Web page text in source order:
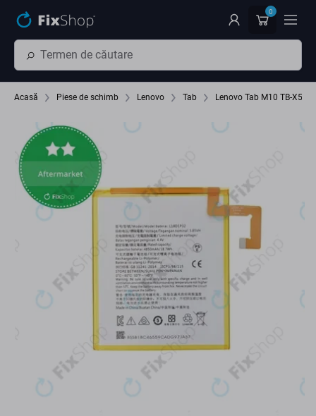
0
Acasă Piese de schimb Lenovo Tab Lenovo Tab M10 TB-X505